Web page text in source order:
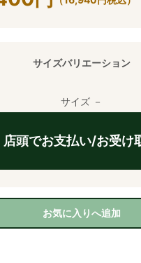
サイズバリエーション
サイズ －
店頭でお支払い/お受け
お気に入りへ追加